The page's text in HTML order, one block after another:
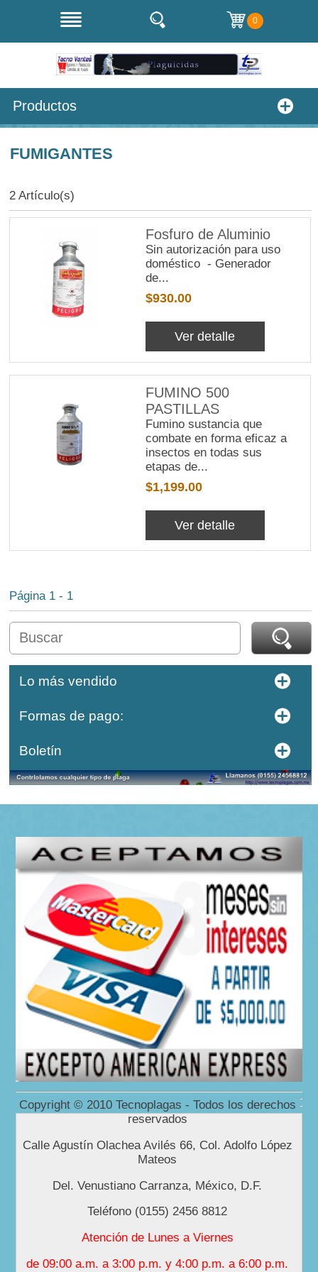
0
Productos
FUMIGANTES
2 Artículo(s)
Fosfuro de Aluminio
Sin autorización para uso
doméstico - Generador
de...
$930.00
Ver detalle
FUMINO 500
PASTILLAS
Fumino sustancia que
combate en forma eficaz a
insectos en todas sus
etapas de...
$1,199.00
Ver detalle
Página 1 - 1
Lo más vendido
Formas de pago:
Boletín
Copyright © 2010 Tecnoplagas - Todos los derechos
reservados
Calle Agustín Olachea Avilés 66, Col. Adolfo López
Mateos
Del. Venustiano Carranza, México, D.F.
Teléfono (0155) 2456 8812
Atención de Lunes a Viernes
de 09:00 a.m. a 3:00 p.m. y 4:00 p.m. a 6:00 p.m.